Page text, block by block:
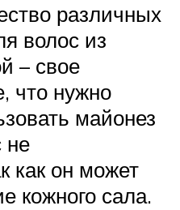
различных
волос из
– свое
что нужно
майонез
не
как он может
кожного сала.